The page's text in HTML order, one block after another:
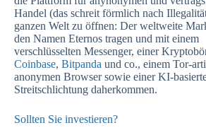
Handel (das schreit förmlich nach
ganzen Welt zu öffnen: Der weltweite
den Namen Eternos tragen und mit einem
verschlüsselten Messenger, einer
Coinbase, Bitpanda und co., einem Tor-
anonymen Browser sowie einer KI-
Streitschlichtung daherkommen.
Sollten Sie investieren?